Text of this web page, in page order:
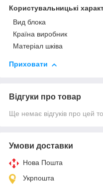
Користувальницькі
Вид блока
Країна виробник
Матеріал шківа
Приховати
Відгуки про товар
Ще немає відгуків про цей
Умови доставки
Нова Пошта
Укрпошта